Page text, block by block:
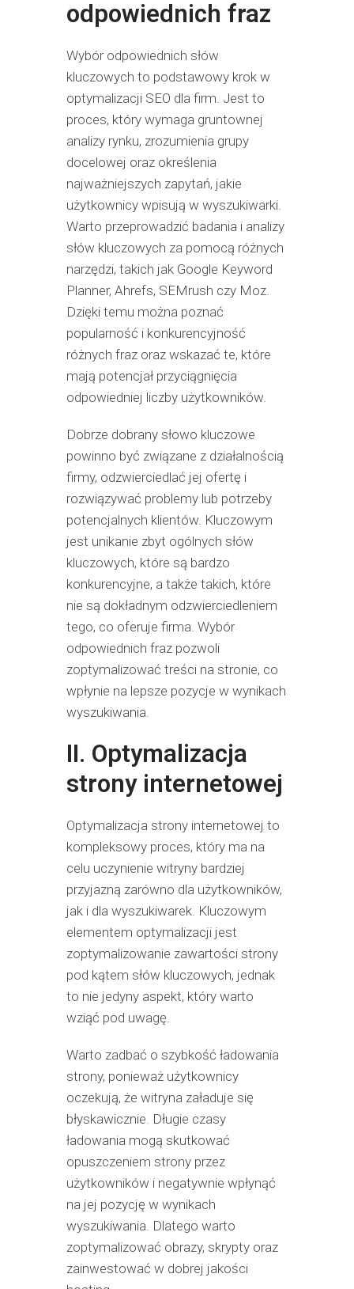
odpowiednich fraz
Wybór odpowiednich słów
kluczowych to podstawowy krok w
optymalizacji SEO dla firm. Jest to
proces, który wymaga gruntownej
analizy rynku, zrozumienia grupy
docelowej oraz określenia
najważniejszych zapytań, jakie
użytkownicy wpisują w wyszukiwarki.
Warto przeprowadzić badania i analizy
słów kluczowych za pomocą różnych
narzędzi, takich jak Google Keyword
Planner, Ahrefs, SEMrush czy Moz.
Dzięki temu można poznać
popularność i konkurencyjność
różnych fraz oraz wskazać te, które
mają potencjał przyciągnięcia
odpowiedniej liczby użytkowników.
Dobrze dobrany słowo kluczowe
powinno być związane z działalnością
firmy, odzwierciedlać jej ofertę i
rozwiązywać problemy lub potrzeby
potencjalnych klientów. Kluczowym
jest unikanie zbyt ogólnych słów
kluczowych, które są bardzo
konkurencyjne, a także takich, które
nie są dokładnym odzwierciedleniem
tego, co oferuje firma. Wybór
odpowiednich fraz pozwoli
zoptymalizować treści na stronie, co
wpłynie na lepsze pozycje w wynikach
wyszukiwania.
II. Optymalizacja
strony internetowej
Optymalizacja strony internetowej to
kompleksowy proces, który ma na
celu uczynienie witryny bardziej
przyjazną zarówno dla użytkowników,
jak i dla wyszukiwarek. Kluczowym
elementem optymalizacji jest
zoptymalizowanie zawartości strony
pod kątem słów kluczowych, jednak
to nie jedyny aspekt, który warto
wziąć pod uwagę.
Warto zadbać o szybkość ładowania
strony, ponieważ użytkownicy
oczekują, że witryna załaduje się
błyskawicznie. Długie czasy
ładowania mogą skutkować
opuszczeniem strony przez
użytkowników i negatywnie wpłynąć
na jej pozycję w wynikach
wyszukiwania. Dlatego warto
zoptymalizować obrazy, skrypty oraz
zainwestować w dobrej jakości